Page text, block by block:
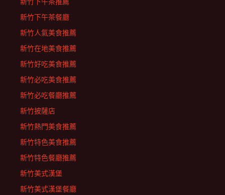
新竹下午茶餐廳
新竹人氣美食推薦
新竹在地美食推薦
新竹好吃美食推薦
新竹必吃美食推薦
新竹必吃餐廳推薦
新竹披薩店
新竹熱門美食推薦
新竹特色美食推薦
新竹特色餐廳推薦
新竹美式漢堡
新竹美式漢堡餐廳